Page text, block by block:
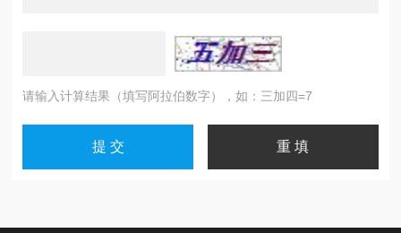
请输入计算结果（填写阿拉伯数字），如：三加四=7